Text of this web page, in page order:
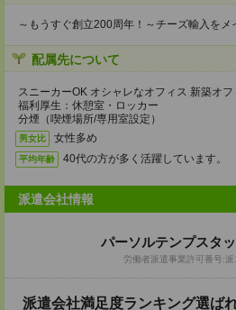
～もうすぐ創立200周年！～チーズ輸入をメ
配属先について
スニーカーOK オシャレなオフィス 新築オ
福利厚生：休憩室・ロッカー
分煙（喫煙場所/専用室設定）
男女比 女性多め
平均年齢 40代の方が多く活躍しています。
派遣会社情報
パーソルテンプスタ
労働者派遣事業許可番号:
派遣会社満足度ランキング選ば